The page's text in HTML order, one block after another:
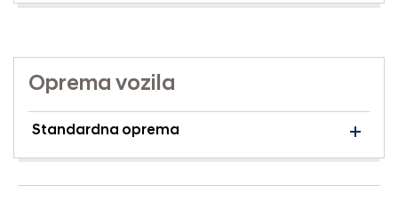
Oprema vozila
Standardna oprema